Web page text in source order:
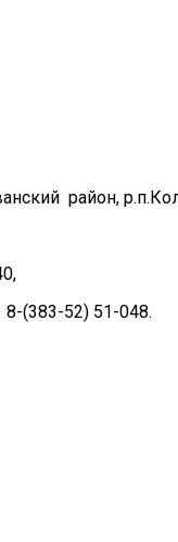
район,
(383-52) 51-048.